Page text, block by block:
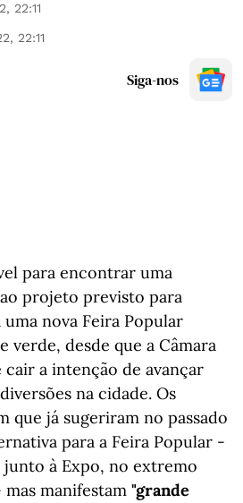
22:11
22:11
Siga-nos
para encontrar uma
projeto previsto para
nova Feira Popular
verde, desde que a Câmara
cair a intenção de avançar
na cidade. Os
que já sugeriram no passado
para a Feira Popular -
à Expo, no extremo
manifestam "grande